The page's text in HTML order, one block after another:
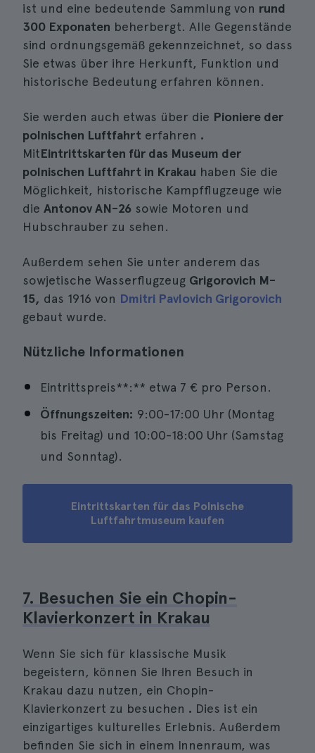
ist und eine bedeutende Sammlung von rund
300 Exponaten beherbergt. Alle Gegenstände
sind ordnungsgemäß gekennzeichnet, so dass
Sie etwas über ihre Herkunft, Funktion und
historische Bedeutung erfahren können.
Sie werden auch etwas über die Pioniere der
polnischen Luftfahrt erfahren .
MitEintrittskarten für das Museum der
polnischen Luftfahrt in Krakau haben Sie die
Möglichkeit, historische Kampfflugzeuge wie
die Antonov AN-26 sowie Motoren und
Hubschrauber zu sehen.
Außerdem sehen Sie unter anderem das
sowjetische Wasserflugzeug Grigorovich M-
15, das 1916 von Dmitri Pavlovich Grigorovich
gebaut wurde.
Nützliche Informationen
Eintrittspreis**:** etwa 7 € pro Person.
Öffnungszeiten: 9:00-17:00 Uhr (Montag
bis Freitag) und 10:00-18:00 Uhr (Samstag
und Sonntag).
Eintrittskarten für das Polnische
Luftfahrtmuseum kaufen
7. Besuchen Sie ein Chopin-
Klavierkonzert in Krakau
Wenn Sie sich für klassische Musik
begeistern, können Sie Ihren Besuch in
Krakau dazu nutzen, ein Chopin-
Klavierkonzert zu besuchen . Dies ist ein
einzigartiges kulturelles Erlebnis. Außerdem
befinden Sie sich in einem Innenraum, was